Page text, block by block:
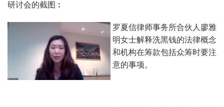
研讨会的截图︰
罗夏信律师事务所合伙人廖雅
明女士解释洗黑钱的法律概念
和机构在筹款包括众筹时要注
意的事项。